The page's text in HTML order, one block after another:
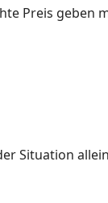
Preis geben
Situation